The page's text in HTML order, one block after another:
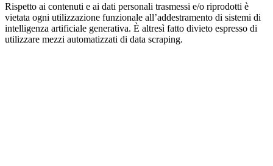
Rispetto ai contenuti e ai dati personali trasmessi e/o riprodotti è
vietata ogni utilizzazione funzionale all’addestramento di sistemi di
intelligenza artificiale generativa. È altresì fatto divieto espresso di
utilizzare mezzi automatizzati di data scraping.